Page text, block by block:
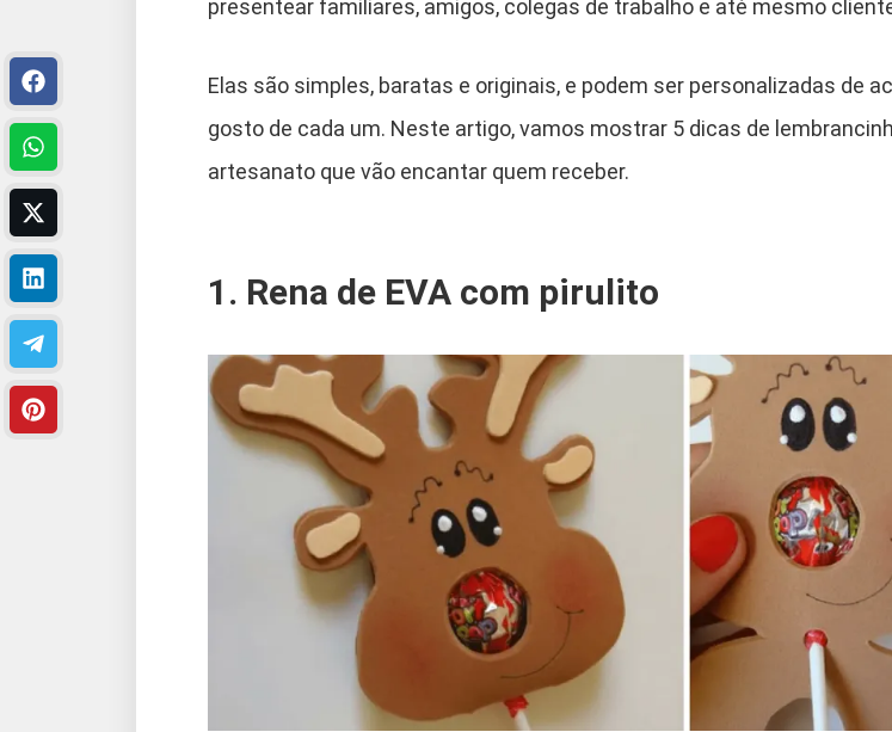
presentear familiares, amigos, colegas de trabalho e até mesmo
Elas são simples, baratas e originais, e podem ser personalizadas de
gosto de cada um. Neste artigo, vamos mostrar 5 dicas de
artesanato que vão encantar quem receber.
1. Rena de EVA com pirulito